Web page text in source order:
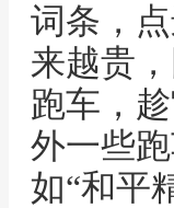
词条，
来越贵
跑车，
外一些
如“和平